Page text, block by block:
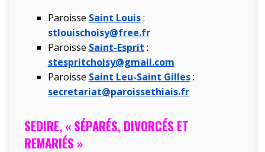
Paroisse Saint Louis:
stlouischoisy@free.fr
Paroisse Saint-Esprit :
stespritchoisy@gmail.com
Paroisse Saint Leu-Saint Gilles:
secretariat@paroissethiais.fr
SEDIRE, « SÉPARÉS, DIVORCÉS ET
REMARIÉS »